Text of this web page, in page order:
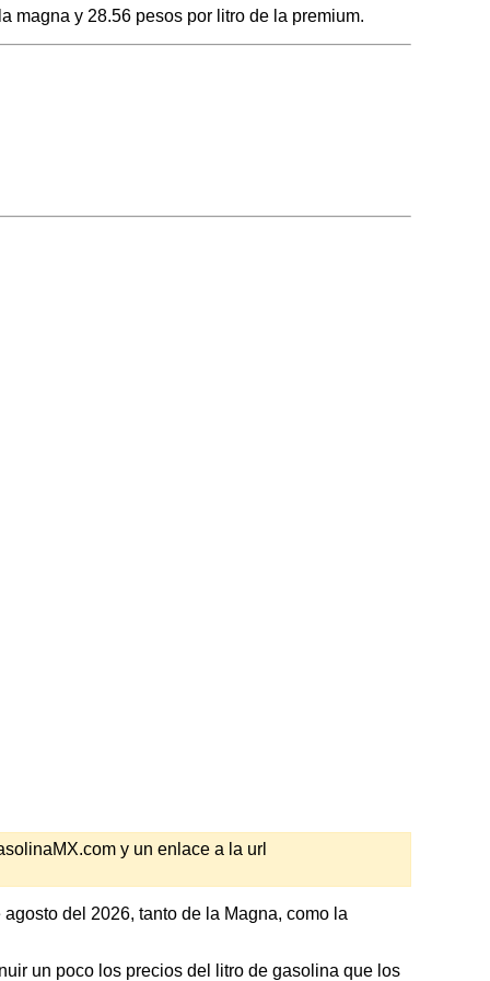
magna y 28.56 pesos por litro de la premium.
y un enlace a la url
del 2026, tanto de la Magna, como la
un poco los precios del litro de gasolina que los